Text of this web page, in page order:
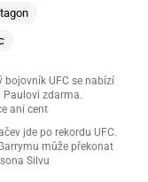
bojovník UFC se nabízí
Paulovi zdarma.
ani cent
jde po rekordu UFC.
může překonat
Silvu